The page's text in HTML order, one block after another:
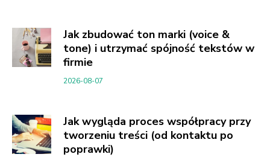
Jak zbudować ton marki (voice &
tone) i utrzymać spójność tekstów w
firmie
2026-08-07
Jak wygląda proces współpracy przy
tworzeniu treści (od kontaktu po
poprawki)